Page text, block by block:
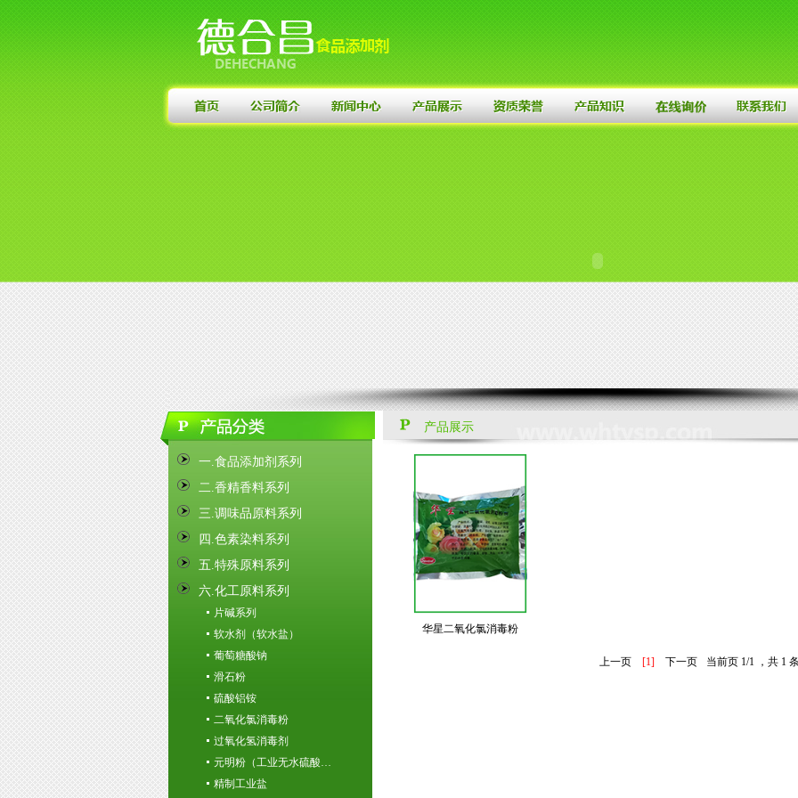
一.食品添加剂系列
二.香精香料系列
三.调味品原料系列
四.色素染料系列
五.特殊原料系列
六.化工原料系列
片碱系列
软水剂（软水盐）
葡萄糖酸钠
滑石粉
硫酸铝铵
二氧化氯消毒粉
过氧化氢消毒剂
元明粉（工业无水硫酸…
精制工业盐
产品展示
华星二氧化氯消毒粉
上一页 [1] 下一页 当前页 1/1 ，共 1